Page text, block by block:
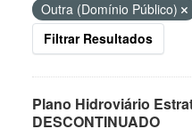
Outra (Domínio Público)
Filtrar Resultados
Plano Hidroviário
DESCONTINUADO